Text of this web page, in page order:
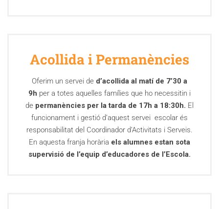
Acollida i Permanències
Oferim un servei de d’acollida al matí de 7’30 a
9h per a totes aquelles famílies que ho necessitin i
de permanències per la tarda de 17h a 18:30h. El
funcionament i gestió d’aquest servei escolar és
responsabilitat del Coordinador d’Activitats i Serveis.
En aquesta franja horària els alumnes estan sota
supervisió de l’equip d’educadores de l’Escola.